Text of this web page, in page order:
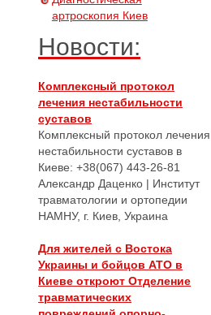
артроскопия Киев
Новости:
Комплексный протокол
лечения нестабильности
суставов
Комплексный протокол лечения
нестабильности суставов в
Киеве: +38(067) 443-26-81
Александр Даценко | Институт
травматологии и ортопедии
НАМНУ, г. Киев, Украина
Для жителей с Востока
Украины и бойцов АТО в
Киеве откроют Отделение
травматических